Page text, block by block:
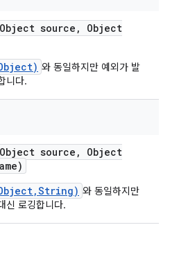
source ,
Object
와 동일하지만 예외가 발
니다.
source ,
Object
와 동일하지만
신 로깅합니다.